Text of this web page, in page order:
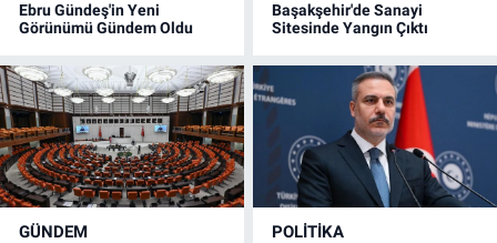
Ebru Gündeş'in Yeni
Görünümü Gündem Oldu
Başakşehir'de Sanayi
Sitesinde Yangın Çıktı
GÜNDEM POLİTİKA